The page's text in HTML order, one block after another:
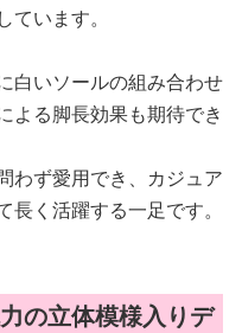
います。
白いソールの組み合わせ
よる脚長効果も期待でき
わず愛用でき、カジュア
く活躍する一足です。
の立体模様入りデ